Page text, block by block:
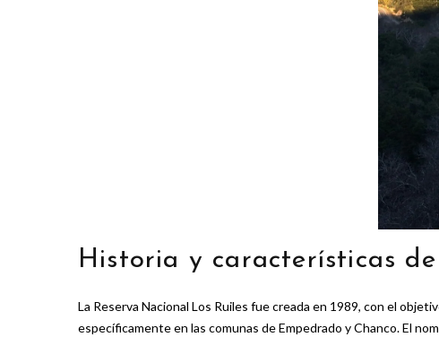
Historia y características
La Reserva Nacional Los Ruiles fue creada en 1989, con el
específicamente en las comunas de Empedrado y Chanco. El